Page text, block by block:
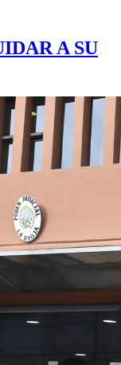
A SU